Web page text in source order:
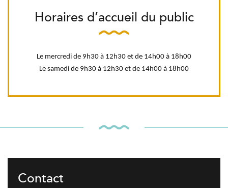
Horaires d’accueil du public
Le mercredi de 9h30 à 12h30 et de 14h00 à 18h00
Le samedi de 9h30 à 12h30 et de 14h00 à 18h00
Contact